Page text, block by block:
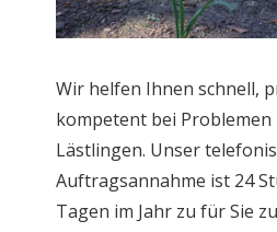
Wir helfen Ihnen schnell,
kompetent bei Problemen mit Schädlingen und
Lästlingen. Unser
Auftragsannahme ist 24
Tagen im Jahr zu für Sie zu erreichen. In